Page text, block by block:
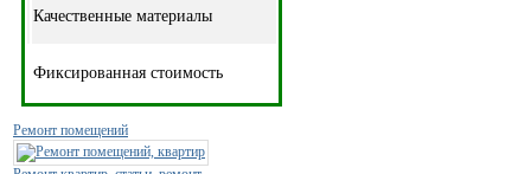
Качественные материалы
Фиксированная стоимость
Ремонт помещений